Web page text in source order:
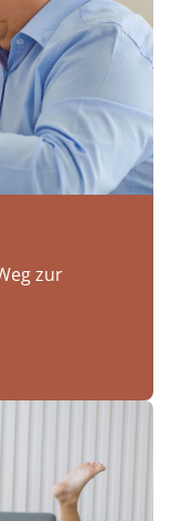
zur